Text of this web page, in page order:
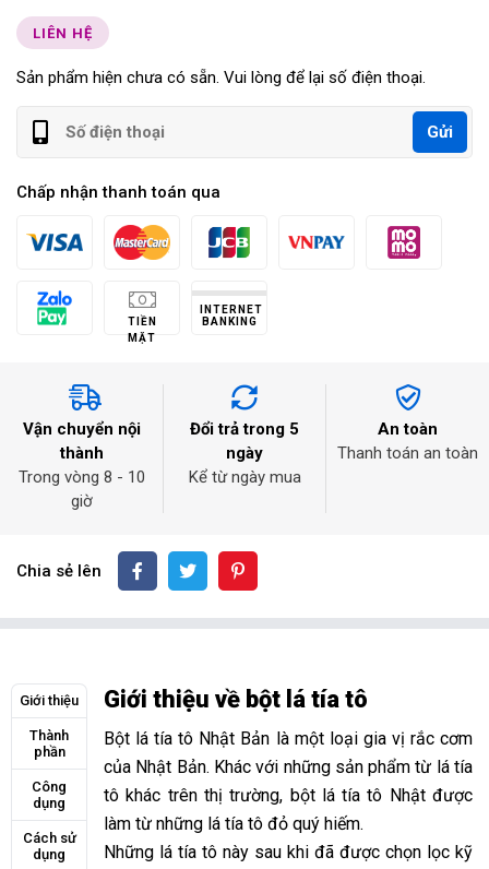
LIÊN HỆ
Sản phẩm hiện chưa có sẵn. Vui lòng để lại số điện thoại.
Gửi
Chấp nhận thanh toán qua
TIỀN
MẶT
INTERNET
BANKING
Vận chuyển nội
thành
Trong vòng 8 - 10
giờ
Đổi trả trong 5
ngày
Kể từ ngày mua
An toàn
Thanh toán an toàn
Chia sẻ lên
Giới thiệu
Thành
phần
Công
dụng
Cách sử
dụng
Giới thiệu về bột lá tía tô
Bột lá tía tô Nhật Bản là một loại gia vị rắc cơm
của Nhật Bản. Khác với những sản phẩm từ lá tía
tô khác trên thị trường, bột lá tía tô Nhật được
làm từ những lá tía tô đỏ quý hiếm.
Những lá tía tô này sau khi đã được chọn lọc kỹ